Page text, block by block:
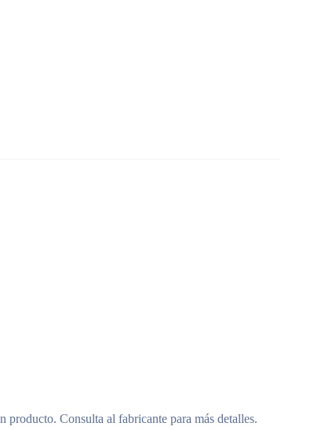
producto. Consulta al fabricante para más detalles.